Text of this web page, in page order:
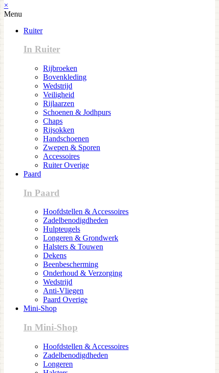
×
Menu
Ruiter
In Ruiter
Rijbroeken
Bovenkleding
Wedstrijd
Veiligheid
Rijlaarzen
Schoenen & Jodhpurs
Chaps
Rijsokken
Handschoenen
Zwepen & Sporen
Accessoires
Ruiter Overige
Paard
In Paard
Hoofdstellen & Accessoires
Zadelbenodigdheden
Hulpteugels
Longeren & Grondwerk
Halsters & Touwen
Dekens
Beenbescherming
Onderhoud & Verzorging
Wedstrijd
Anti-Vliegen
Paard Overige
Mini-Shop
In Mini-Shop
Hoofdstellen & Accessoires
Zadelbenodigdheden
Longeren